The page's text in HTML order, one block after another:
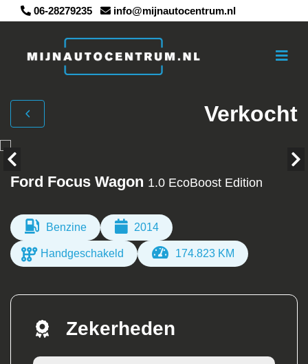
06-28279235 info@mijnautocentrum.nl
Verkocht
Ford Focus Wagon 1.0 EcoBoost Edition
Benzine 2014
Handgeschakeld 174.823 KM
Zekerheden